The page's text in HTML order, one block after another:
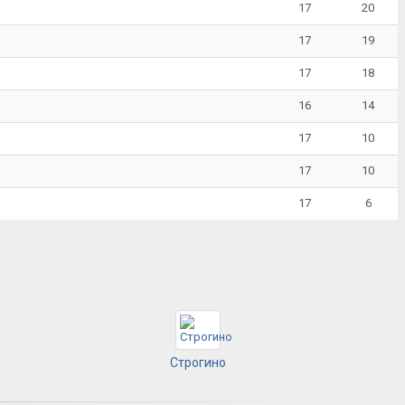
17 20
17 19
17 18
16 14
17 10
17 10
17 6
Строгино